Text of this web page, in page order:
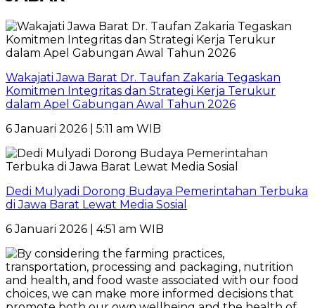
Wakajati Jawa Barat Dr. Taufan Zakaria Tegaskan
Komitmen Integritas dan Strategi Kerja Terukur
dalam Apel Gabungan Awal Tahun 2026
6 Januari 2026 | 5:11 am WIB
Dedi Mulyadi Dorong Budaya Pemerintahan Terbuka
di Jawa Barat Lewat Media Sosial
6 Januari 2026 | 4:51 am WIB